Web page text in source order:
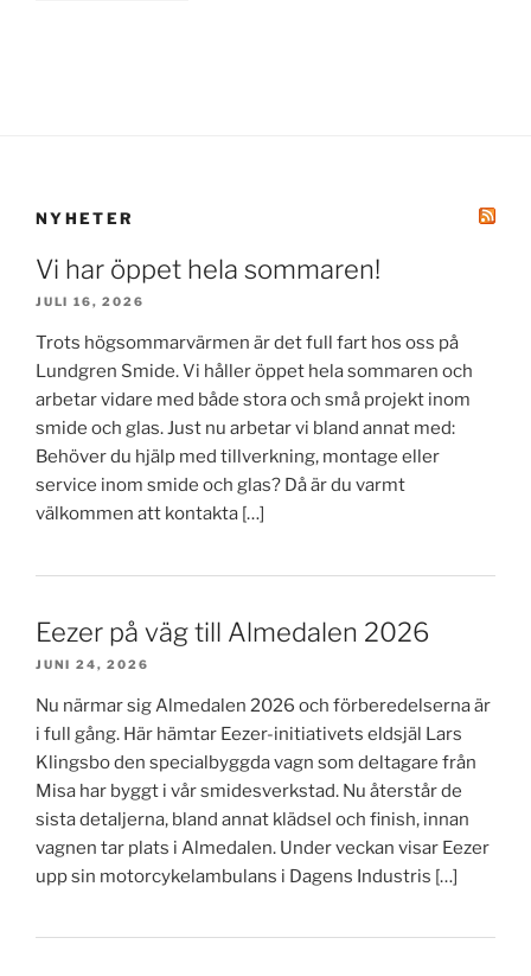
NYHETER
Vi har öppet hela sommaren!
JULI 16, 2026
Trots högsommarvärmen är det full fart hos oss på
Lundgren Smide. Vi håller öppet hela sommaren och
arbetar vidare med både stora och små projekt inom
smide och glas. Just nu arbetar vi bland annat med:
Behöver du hjälp med tillverkning, montage eller
service inom smide och glas? Då är du varmt
välkommen att kontakta […]
Eezer på väg till Almedalen 2026
JUNI 24, 2026
Nu närmar sig Almedalen 2026 och förberedelserna är
i full gång. Här hämtar Eezer-initiativets eldsjäl Lars
Klingsbo den specialbyggda vagn som deltagare från
Misa har byggt i vår smidesverkstad. Nu återstår de
sista detaljerna, bland annat klädsel och finish, innan
vagnen tar plats i Almedalen. Under veckan visar Eezer
upp sin motorcykelambulans i Dagens Industris […]